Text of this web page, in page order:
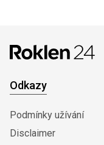
Odkazy
Podmínky užívání
Disclaimer